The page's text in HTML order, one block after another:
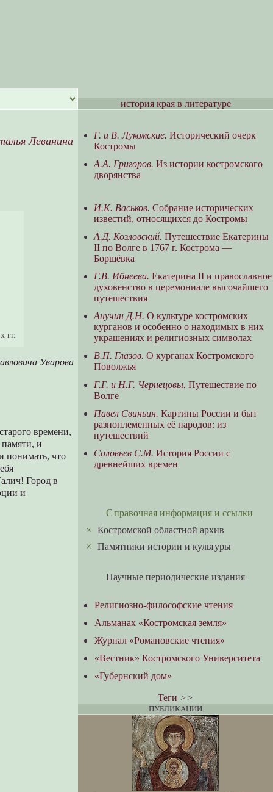
Леванина
гг.
Уварова
времени,
и
понимать, что
Город в
и
история края в литературе
Г. и В. Лукомские. Исторический очерк
Костромы
А.А. Григоров. Из истории костромского
дворянства
И.К. Васьков. Собрание исторических
известий, относящихся до Костромы
А.Д. Козловский. Путешествие Екатерины
II по Волге в 1767 г. Кострома —
Борщёвка
Г.В. Ибнеева. Екатерина II и православное
духовенство в церемониале высочайшего
путешествия
Анучин Д.Н. О культуре костромских
курганов и особенно о находимых в них
украшениях и религиозных символах
В.П. Глазов. О курганах Костромского
Поволжья
Г.Г. и Н.Г. Чернецовы. Путешествие по
Волге
Павел Свиньин. Картины России и быт
разноплеменных её народов: из
путешествий
Соловьев С.М. История России с
древнейших времен
Справочная информация и ссылки
×Костромской областной архив
×Памятники истории и культуры
Научные периодические издания
Религиозно-философские чтения
Альманах «Костромская земля»
Журнал «Романовские чтения»
«Вестник» Костромского Университета
«Губернский дом»
Теги >>
ПУБЛИКАЦИИ